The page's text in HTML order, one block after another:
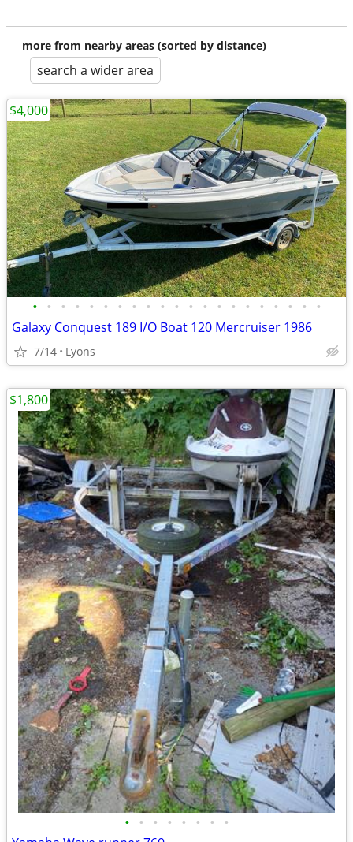
more from nearby areas (sorted by distance)
search a wider area
• • • • • • • • • • • • • • • • • • • • •
Galaxy Conquest 189 I/O Boat 120 Mercruiser 1986
7/14 Lyons
$4,000
• • • • • • • •
$1,800